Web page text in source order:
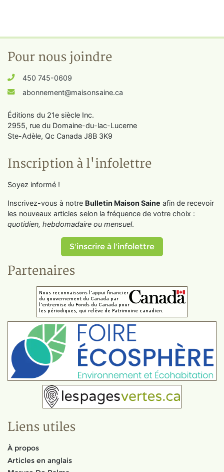
Pour nous joindre
450 745-0609
abonnement@maisonsaine.ca
Éditions du 21e siècle Inc.
2955, rue du Domaine-du-lac-Lucerne
Ste-Adèle, Qc Canada J8B 3K9
Inscription à l'infolettre
Soyez informé !
Inscrivez-vous à notre Bulletin Maison Saine afin de recevoir
les nouveaux articles selon la fréquence de votre choix :
quotidien, hebdomadaire ou mensuel.
S'inscrire à l'infolettre
Partenaires
Liens utiles
À propos
Articles en anglais